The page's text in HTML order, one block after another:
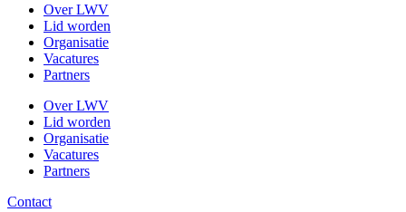
Over LWV
Lid worden
Organisatie
Vacatures
Partners
Over LWV
Lid worden
Organisatie
Vacatures
Partners
Contact